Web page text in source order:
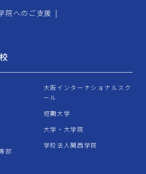
院へのご支援 |
部
大阪インターナショナルスク
ール
短期大学
大学・大学院
学校法人関西学院